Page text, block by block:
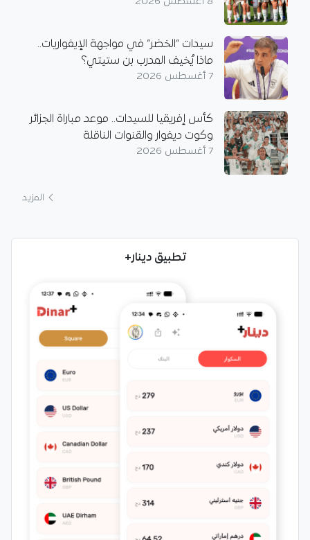
سيدات “الخضر” في مواجهة الإيفواريات..
ماذا يُخيف المدرب بن ستيتي؟
7 أغسطس 2026
كأس إفريقيا للسيدات.. موعد مباراة الجزائر
وكوت ديفوار والقنوات الناقلة
7 أغسطس 2026
المزيد
تطبيق دينار+